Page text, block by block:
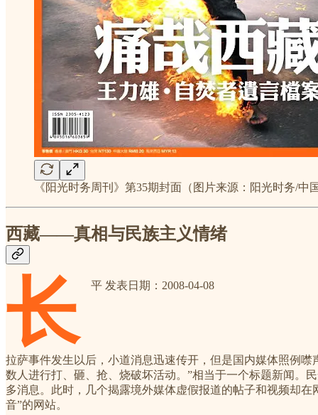
《阳光时务周刊》第35期封面（图片来源：阳光时务/中
西藏——真相与民族主义情绪
长 平 发表日期：2008-04-08
拉萨事件发生以后，小道消息迅速传开，但是国内媒体照例
数人进行打、砸、抢、烧破坏活动。”相当于一个标题新闻。
多消息。此时，几个揭露境外媒体虚假报道的帖子和视频却
音”的网站。